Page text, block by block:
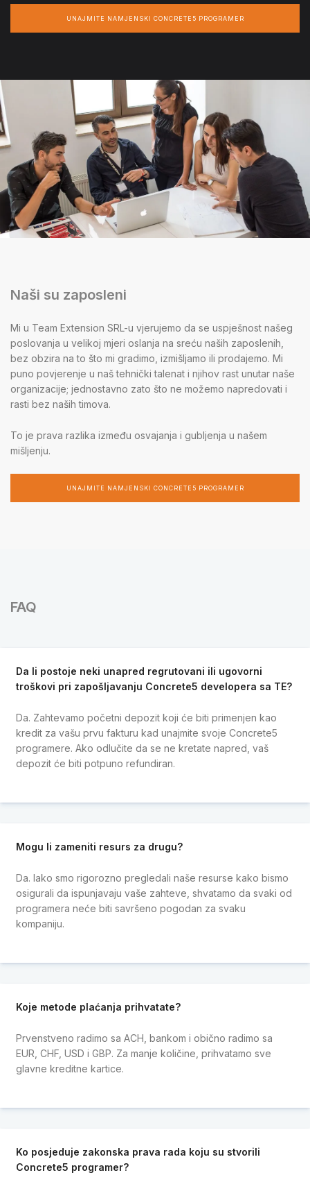
UNAJMITE NAMJENSKI CONCRETE5 PROGRAMER
Naši su zaposleni
Mi u Team Extension SRL-u vjerujemo da se uspješnost našeg
poslovanja u velikoj mjeri oslanja na sreću naših zaposlenih,
bez obzira na to što mi gradimo, izmišljamo ili prodajemo. Mi
puno povjerenje u naš tehnički talenat i njihov rast unutar naše
organizacije; jednostavno zato što ne možemo napredovati i
rasti bez naših timova.
To je prava razlika između osvajanja i gubljenja u našem
mišljenju.
UNAJMITE NAMJENSKI CONCRETE5 PROGRAMER
FAQ
Da li postoje neki unapred regrutovani ili ugovorni
troškovi pri zapošljavanju Concrete5 developera sa TE?
Da. Zahtevamo početni depozit koji će biti primenjen kao
kredit za vašu prvu fakturu kad unajmite svoje Concrete5
programere. Ako odlučite da se ne kretate napred, vaš
depozit će biti potpuno refundiran.
Mogu li zameniti resurs za drugu?
Da. Iako smo rigorozno pregledali naše resurse kako bismo
osigurali da ispunjavaju vaše zahteve, shvatamo da svaki od
programera neće biti savršeno pogodan za svaku
kompaniju.
Koje metode plaćanja prihvatate?
Prvenstveno radimo sa ACH, bankom i obično radimo sa
EUR, CHF, USD i GBP. Za manje količine, prihvatamo sve
glavne kreditne kartice.
Ko posjeduje zakonska prava rada koju su stvorili
Concrete5 programer?